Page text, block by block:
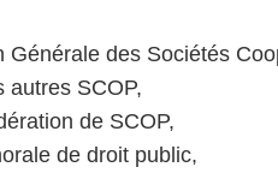
Générale des Sociétés
autres SCOP,
de SCOP,
de droit public,